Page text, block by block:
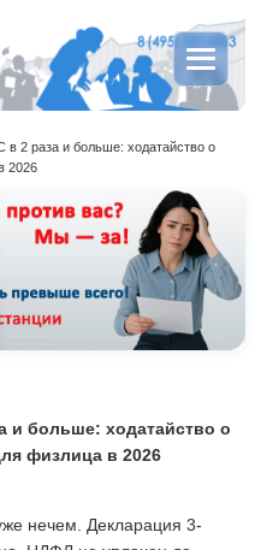
2 раза и больше: ходатайство о
2026
и больше: ходатайство о
физлица в 2026
нечем. Декларация 3-